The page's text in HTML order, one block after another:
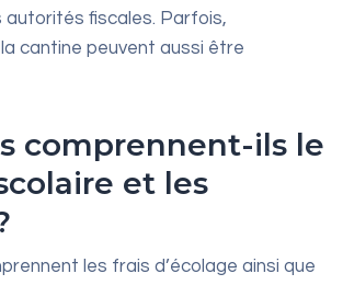
autorités fiscales. Parfois,
cantine peuvent aussi être
comprennent-ils le
et les
les frais d’écolage ainsi que